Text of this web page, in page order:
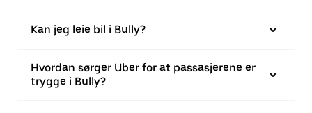
Kan jeg leie bil i Bully?
Hvordan sørger Uber for at passasjerene er
trygge i Bully?